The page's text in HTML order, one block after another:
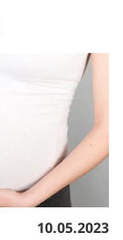
10.05.2023